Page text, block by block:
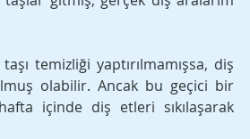
temizliği yaptırılmamışsa, diş
olabilir. Ancak bu geçici bir
içinde diş etleri sıkılaşarak